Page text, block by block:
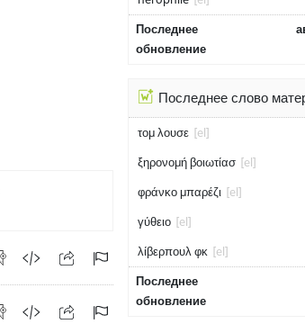
Последнее
обновление
Последнее слово
τομ λουσε [el]
ξηρονομή βοιωτίασ [el]
φράνκο μπαρέζι [el]
γύθειο [el]
λίβερπουλ φκ [el]
Последнее
обновление